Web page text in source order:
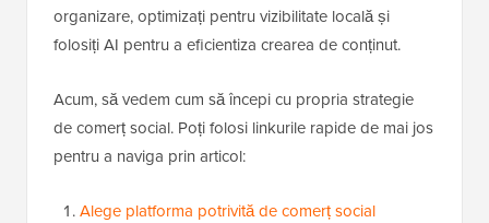
organizare, optimizați pentru vizibilitate locală și
folosiți AI pentru a eficientiza crearea de conținut.
Acum, să vedem cum să începi cu propria strategie
de comerț social. Poți folosi linkurile rapide de mai jos
pentru a naviga prin articol:
Alege platforma potrivită de comerț social